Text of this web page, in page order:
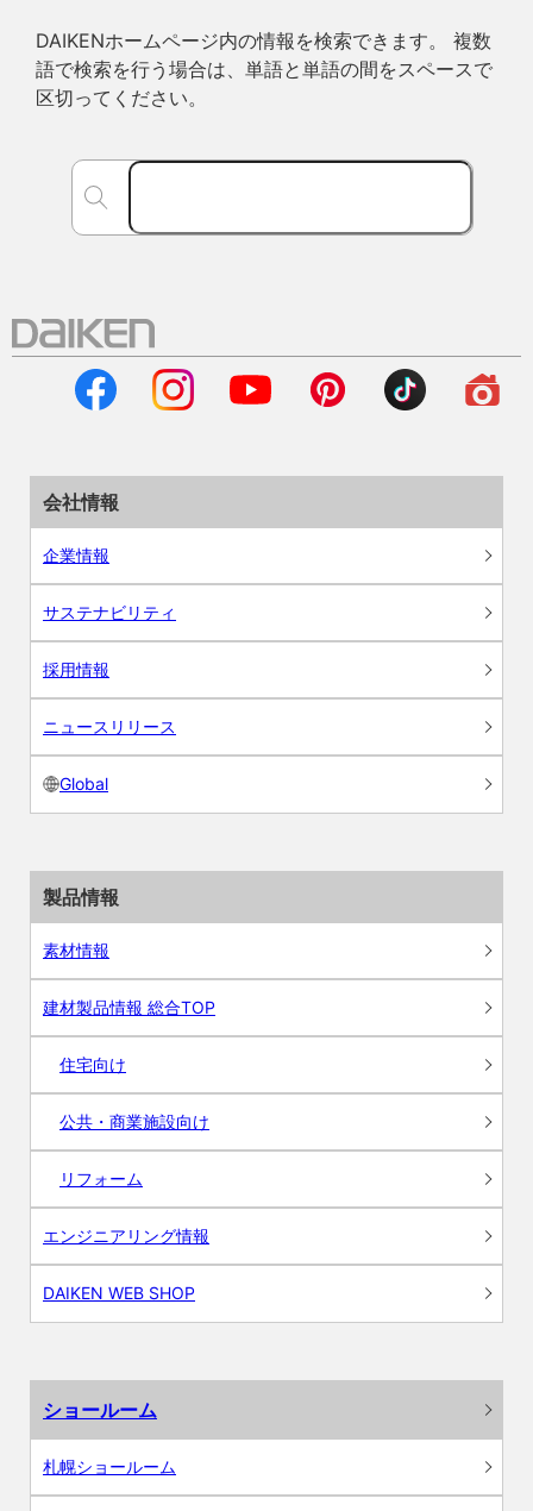
DAIKENホームページ内の情報を検索できます。 複数
語で検索を行う場合は、単語と単語の間をスペースで
区切ってください。
会社情報
企業情報
サステナビリティ
採用情報
ニュースリリース
Global
製品情報
素材情報
建材製品情報 総合TOP
住宅向け
公共・商業施設向け
リフォーム
エンジニアリング情報
DAIKEN WEB SHOP
ショールーム
札幌ショールーム